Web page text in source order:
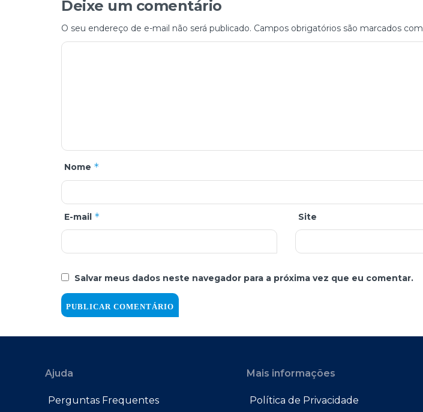
Deixe um comentário
O seu endereço de e-mail não será publicado. Campos obrigatórios são marcados com
Nome *
E-mail * Site
Salvar meus dados neste navegador para a próxima vez que eu comentar.
Ajuda
Perguntas Frequentes
Mais informações
Política de Privacidade